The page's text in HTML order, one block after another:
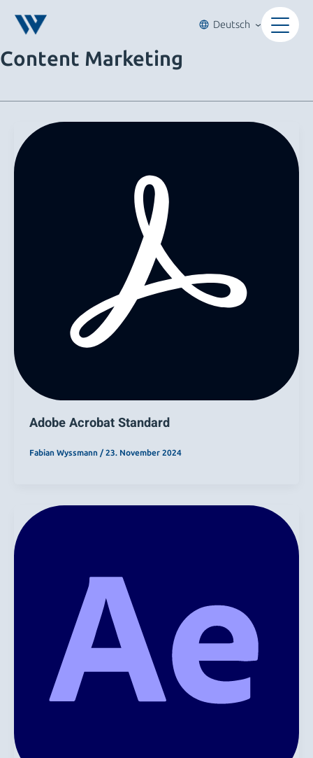
Inhalt
springen
Deutsch
Content Marketing
Adobe Acrobat Standard
Fabian Wyssmann / 23. November 2024